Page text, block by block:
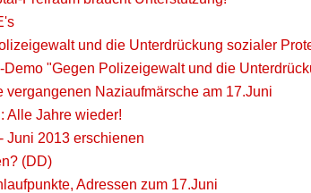
und die Unterdrückung sozialer
"Gegen Polizeigewalt und die
vergangenen Naziaufmärsche am 17.Juni
Alle Jahre wieder!
Juni 2013 erschienen
(DD)
Adressen zum 17.Juni